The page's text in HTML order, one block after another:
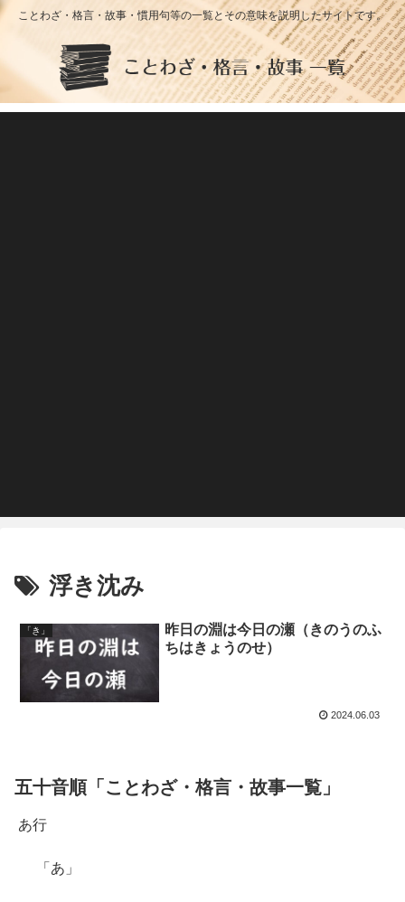
ことわざ・格言・故事・慣用句等の一覧とその意味を説明したサイトです。
浮き沈み
「き」
昨日の淵は今日の瀬（きのうのふ
ちはきょうのせ）
2024.06.03
五十音順「ことわざ・格言・故事一覧」
あ行
「あ」